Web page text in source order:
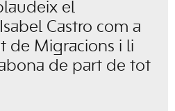
el
Castro com a
de Migracions i li
de part de tot